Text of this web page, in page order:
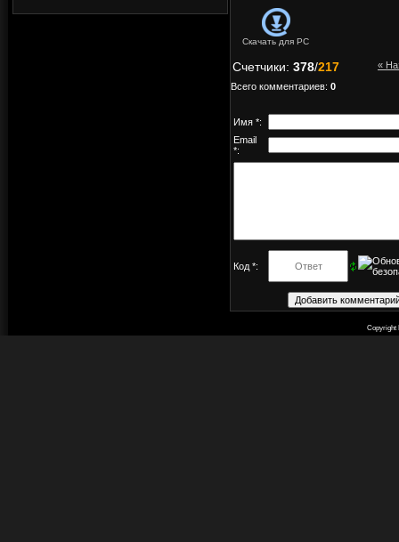
Скачать для PC
«
Счетчики: 378/217
Всего комментариев: 0
Имя *:
Email
*:
Код *:
Copyright